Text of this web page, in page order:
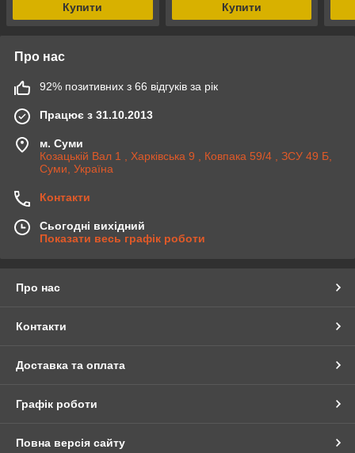
Купити Купити
Про нас
92% позитивних з 66 відгуків за рік
Працює з 31.10.2013
м. Суми
Козацькій Вал 1 , Харківська 9 , Ковпака 59/4 , ЗСУ 49 Б,
Суми, Україна
Контакти
Сьогодні вихідний
Показати весь графік роботи
Про нас
Контакти
Доставка та оплата
Графік роботи
Повна версія сайту